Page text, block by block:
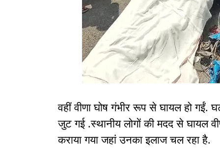
वहीं वीणा घोष गंभीर रूप से घायल हो
जुट गई .स्थानीय लोगों की मदद से घायल
कराया गया जहां उनका इलाज चल रहा है.